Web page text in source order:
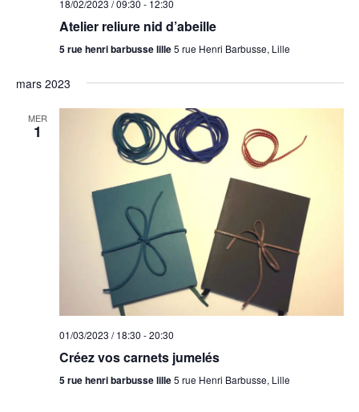
18/02/2023 / 09:30 - 12:30
Atelier reliure nid d’abeille
5 rue henri barbusse lille5 rue Henri Barbusse, Lille
mars 2023
MER
1
01/03/2023 / 18:30 -20:30
Créez vos carnets jumelés
5 rue henri barbusse lille5 rue Henri Barbusse, Lille